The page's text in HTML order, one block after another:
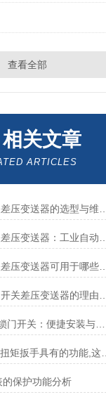
查看全部
相关文章
ARTICLES
beck压力开关差压变送器可用于哪些地方？
Schmersal联锁门开关：便捷安装与简易维护，让安全守护更省心
关于stahlwille扭矩扳手具有的功能,这里你就能看到
保护功能分析